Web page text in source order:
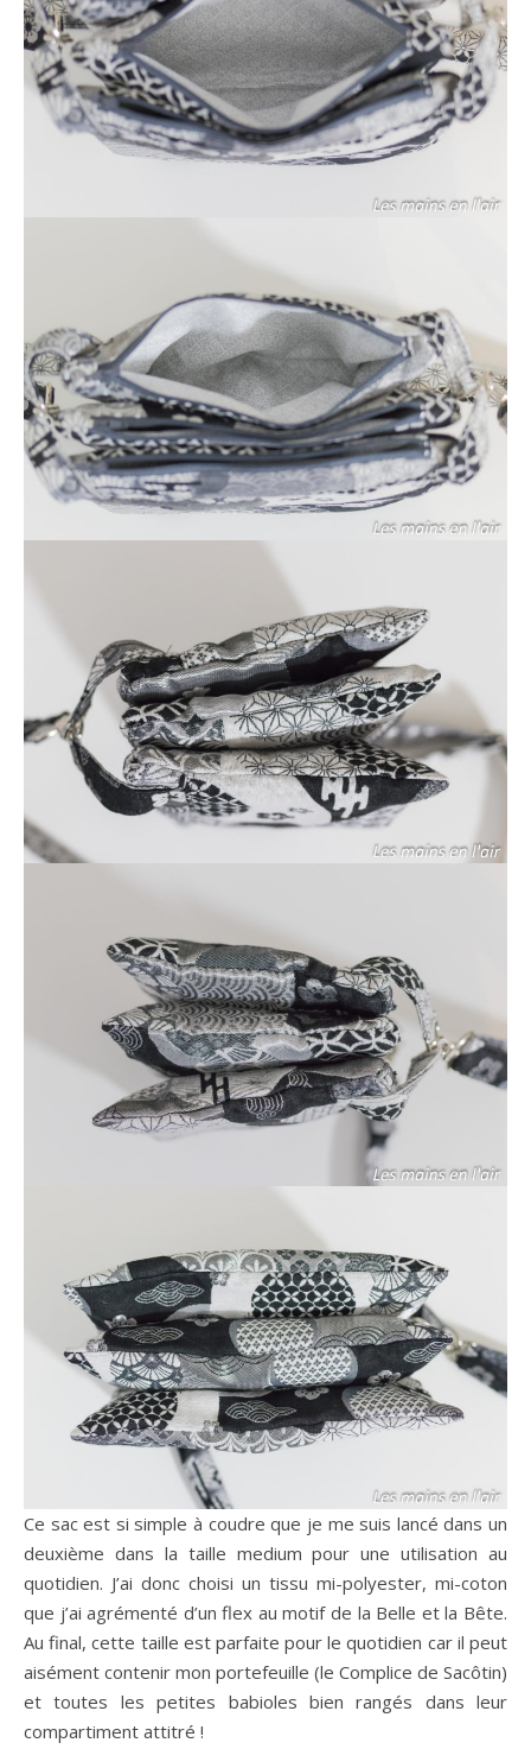
Ce sac est si simple à coudre que je me suis lancé dans un
deuxième dans la taille medium pour une utilisation au
quotidien. J’ai donc choisi un tissu mi-polyester, mi-coton
que j’ai agrémenté d’un flex au motif de la Belle et la Bête.
Au final, cette taille est parfaite pour le quotidien car il peut
aisément contenir mon portefeuille (le Complice de Sacôtin)
et toutes les petites babioles bien rangés dans leur
compartiment attitré !